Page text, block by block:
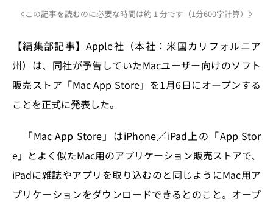
st
o
d
o
n
e
s
k
y
c
e
b
o
o
re
a
d
s
e e
n
a
《この記事を読むのに必要な時間は約 1 分です（1分600字計算）》
【編集部記事】Apple社（本社：米国カリフォルニア
州）は、同社が予告していたMacユーザー向けのソフト
販売ストア「Mac App Store」を1月6日にオープンする
ことを正式に発表した。
「Mac App Store」はiPhone／iPad上の「App Stor
e」とよく似たMac用のアプリケーション販売ストアで、
iPadに雑誌やアプリを取り込むのと同じようにMac用ア
プリケーションをダウンロードできるとのこと。オープ